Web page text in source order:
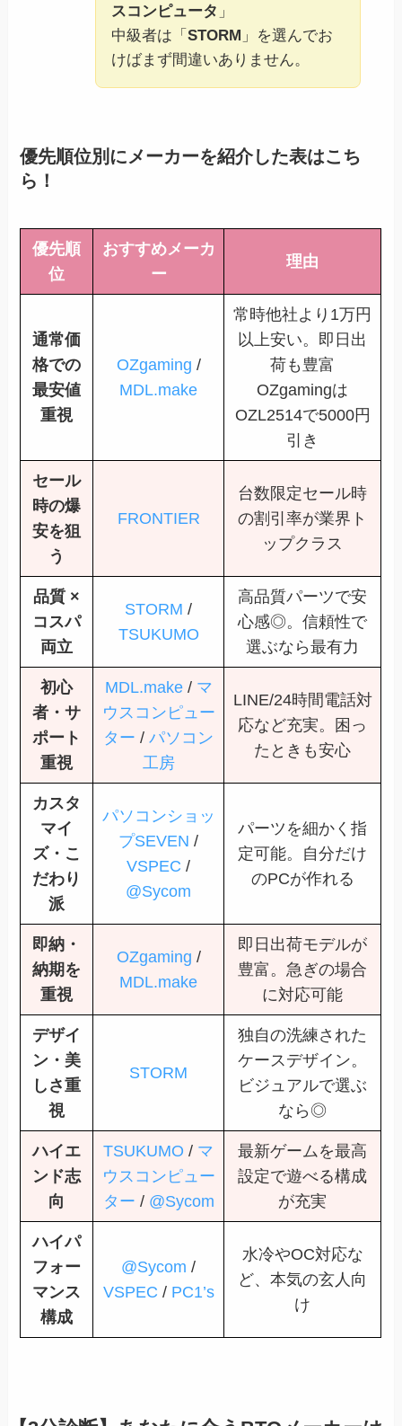
スコンピュータ 」
中級者は「STORM 」を選んでお
けばまず間違いありません。
優先順位別にメーカーを紹介した表はこち
ら！
優先順
位
おすすめメーカ
ー
理由
通常価
格での
最安値
重視
OZgaming /
MDL.make
常時他社より1万円
以上安い。即日出
荷も豊富
OZgamingは
OZL2514で5000円
引き
セール
時の爆
安を狙
う
FRONTIER
台数限定セール時
の割引率が業界ト
ップクラス
品質 ×
コスパ
両立
STORM /
TSUKUMO
高品質パーツで安
心感◎。信頼性で
選ぶなら最有力
初心
者・サ
ポート
重視
MDL.make/ マ
ウスコンピュー
ター /パソコン
工房
LINE/24時間電話対
応など充実。困っ
たときも安心
カスタ
マイ
ズ・こ
だわり
派
パソコンショッ
プSEVEN /
VSPEC /
@Sycom
パーツを細かく指
定可能。自分だけ
のPCが作れる
即納・
納期を
重視
OZgaming /
MDL.make
即日出荷モデルが
豊富。急ぎの場合
に対応可能
デザイ
ン・美
しさ重
視
STORM
独自の洗練された
ケースデザイン。
ビジュアルで選ぶ
なら◎
ハイエ
ンド志
向
TSUKUMO / マ
ウスコンピュー
ター / @Sycom
最新ゲームを最高
設定で遊べる構成
が充実
ハイパ
フォー
マンス
構成
@Sycom /
VSPEC / PC1’s
水冷やOC対応な
ど、本気の玄人向
け